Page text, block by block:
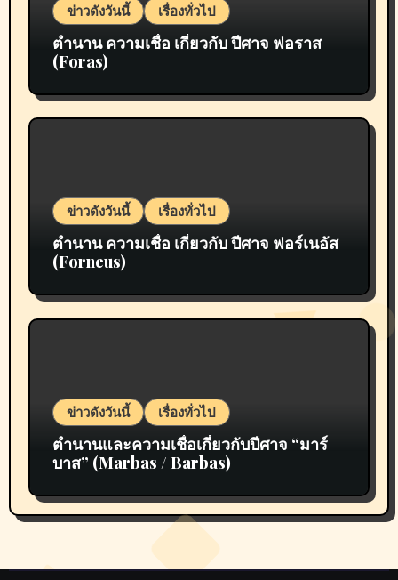
ข่าวดังวันนี้ เรื่องทั่วไป
ตำนาน ความเชื่อ เกี่ยวกับ ปีศาจ ฟอราส
(Foras)
ข่าวดังวันนี้ เรื่องทั่วไป
ตำนาน ความเชื่อ เกี่ยวกับ ปีศาจ ฟอร์เนอัส
(Forneus)
ข่าวดังวันนี้ เรื่องทั่วไป
ตำนานและความเชื่อเกี่ยวกับปีศาจ “มาร์
บาส” (Marbas / Barbas)